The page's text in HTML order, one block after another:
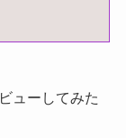
ューしてみた